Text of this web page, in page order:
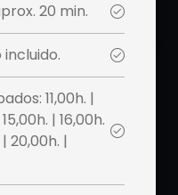
20 min.
11,00h. |
| 16,00h.
| 20,00h. |